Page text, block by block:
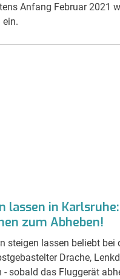
Anfang Februar 2021
ein.
lassen in
zum Abheben!
steigen lassen beliebt bei
Drache,
- sobald das Fluggerät